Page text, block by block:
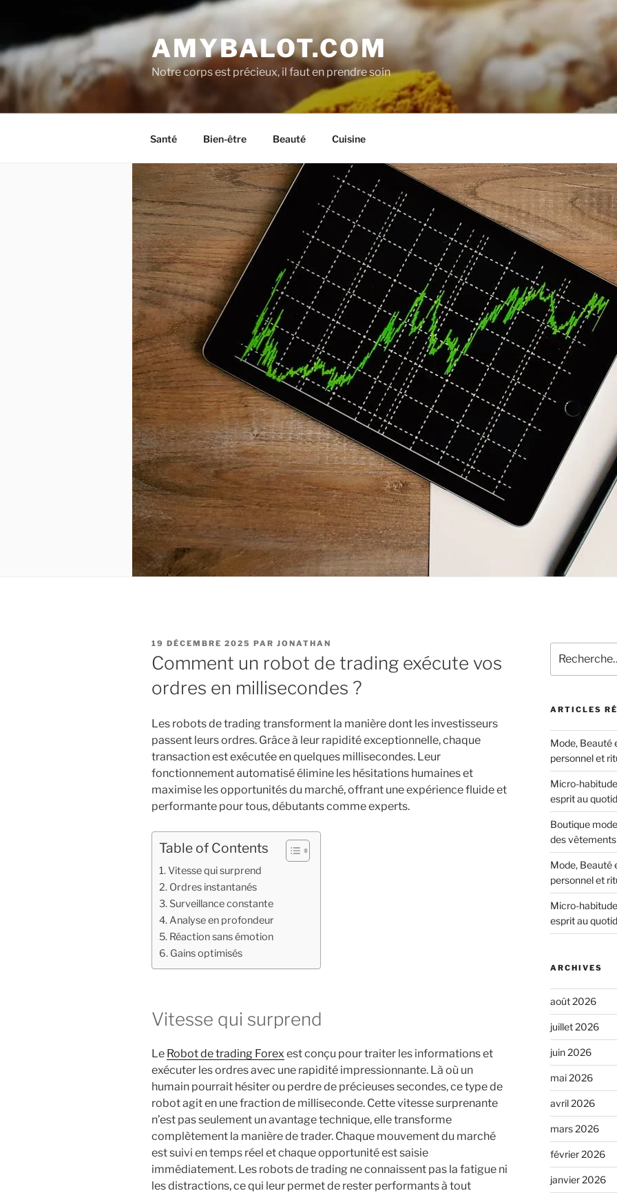
contenu
principal
AMYBALOT.COM
Notre corps est précieux, il faut en prendre soin
Santé Bien-être Beauté Cuisine
PUBLIÉ
LE
19 DÉCEMBRE 2025 PAR JONATHAN
Comment un robot de trading exécute vos
ordres en millisecondes ?
Les robots de trading transforment la manière dont les investisseurs
passent leurs ordres. Grâce à leur rapidité exceptionnelle, chaque
transaction est exécutée en quelques millisecondes. Leur
fonctionnement automatisé élimine les hésitations humaines et
maximise les opportunités du marché, offrant une expérience fluide et
performante pour tous, débutants comme experts.
Table of Contents
Vitesse qui surprend
Ordres instantanés
Surveillance constante
Analyse en profondeur
Réaction sans émotion
Gains optimisés
Vitesse qui surprend
Le Robot de trading Forex est conçu pour traiter les informations et
exécuter les ordres avec une rapidité impressionnante. Là où un
humain pourrait hésiter ou perdre de précieuses secondes, ce type de
robot agit en une fraction de milliseconde. Cette vitesse surprenante
n’est pas seulement un avantage technique, elle transforme
complètement la manière de trader. Chaque mouvement du marché
est suivi en temps réel et chaque opportunité est saisie
immédiatement. Les robots de trading ne connaissent pas la fatigue ni
les distractions, ce qui leur permet de rester performants à tout
pour
:
ARTICLES
Mode, Beauté
personnel et
Micro-
esprit au
Boutique
des
Mode, Beauté
personnel et
Micro-
esprit au
ARCHIVES
août 2026
juillet 2026
juin 2026
mai 2026
avril 2026
mars 2026
février 2026
janvier 2026